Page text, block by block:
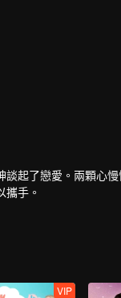
起了戀愛。兩顆心
手。
VIP